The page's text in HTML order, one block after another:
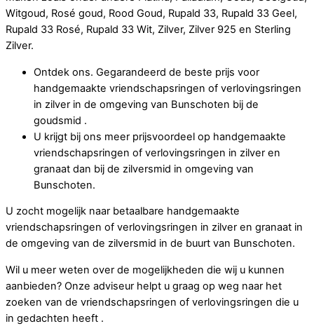
Witgoud, Rosé goud, Rood Goud, Rupald 33, Rupald 33 Geel,
Rupald 33 Rosé, Rupald 33 Wit, Zilver, Zilver 925 en Sterling
Zilver.
Ontdek ons. Gegarandeerd de beste prijs voor
handgemaakte vriendschapsringen of verlovingsringen
in zilver in de omgeving van Bunschoten bij de
goudsmid .
U krijgt bij ons meer prijsvoordeel op handgemaakte
vriendschapsringen of verlovingsringen in zilver en
granaat dan bij de zilversmid in omgeving van
Bunschoten.
U zocht mogelijk naar betaalbare handgemaakte
vriendschapsringen of verlovingsringen in zilver en granaat in
de omgeving van de zilversmid in de buurt van Bunschoten.
Wil u meer weten over de mogelijkheden die wij u kunnen
aanbieden? Onze adviseur helpt u graag op weg naar het
zoeken van de vriendschapsringen of verlovingsringen die u
in gedachten heeft .